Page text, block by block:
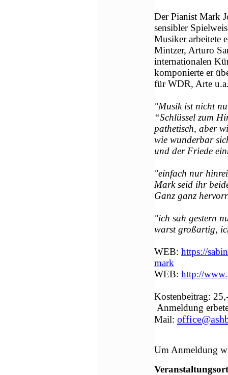
Der Pianist Mark
sensibler
Musiker arbeitete
Mintzer, Arturo
internationalen
komponierte er
für WDR, Arte
"Musik ist nicht
“Schlüssel zum
pathetisch, aber
wie wunderbar
und der Friede
"einfach nur
Mark seid ihr
Ganz ganz
"ich sah gestern
warst großartig,
WEB: https://
mark
WEB: http://
Kostenbeitrag:
Anmeldung
Mail:
Um Anmeldung